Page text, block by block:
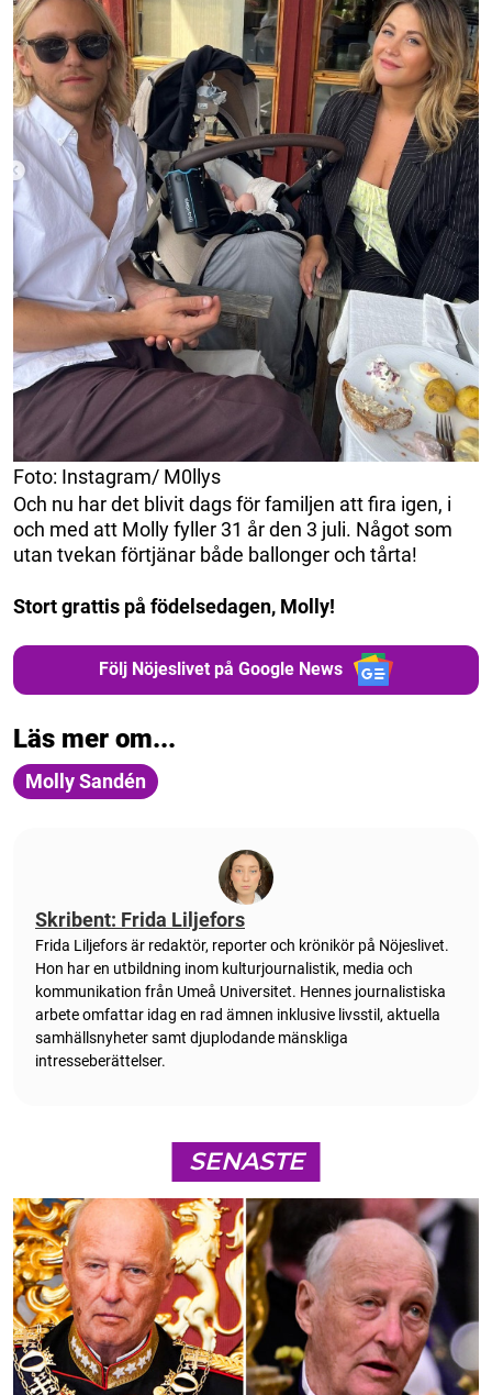
Foto: Instagram/ M0llys
Och nu har det blivit dags för familjen att fira igen, i
och med att Molly fyller 31 år den 3 juli. Något som
utan tvekan förtjänar både ballonger och tårta!
Stort grattis på födelsedagen, Molly!
Följ Nöjeslivet på Google News
Läs mer om...
Molly Sandén
Skribent: Frida Liljefors
Frida Liljefors är redaktör, reporter och krönikör på Nöjeslivet.
Hon har en utbildning inom kulturjournalistik, media och
kommunikation från Umeå Universitet. Hennes journalistiska
arbete omfattar idag en rad ämnen inklusive livsstil, aktuella
samhällsnyheter samt djuplodande mänskliga
intresseberättelser.
SENASTE